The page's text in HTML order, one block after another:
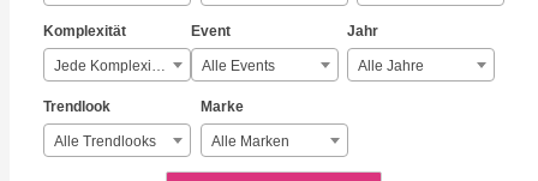
Komplexität
Jede Komplexität
Event
Alle Events
Jahr
Alle Jahre
Trendlook
Alle Trendlooks
Marke
Alle Marken